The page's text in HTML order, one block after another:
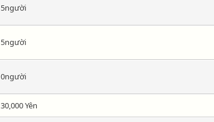
5người
5người
0người
30,000 Yên